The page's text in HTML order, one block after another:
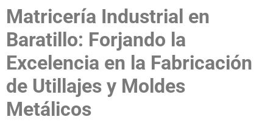
Matricería Industrial en
Baratillo: Forjando la
Excelencia en la Fabricación
de Utillajes y Moldes
Metálicos